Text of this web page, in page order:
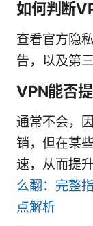
如何判断
查看官方隐
告，以及第
VPN能否提
通常不会，
销，但在某
速，从而提
么翻：完整
点解析